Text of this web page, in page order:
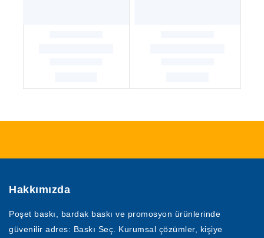
Hakkımızda
Poşet baskı, bardak baskı ve promosyon ürünlerinde
güvenilir adres: Baskı Seç. Kurumsal çözümler, kişiye